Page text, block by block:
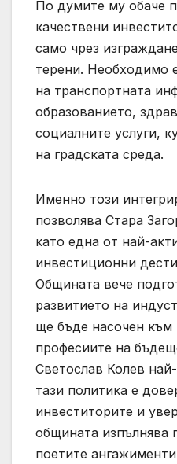
По думите му обаче
качествени
само чрез
терени. Необходимо
на транспортната
образованието,
социалните услуги,
на градската среда.
Именно този
позволява Стара
като една от най-
инвестиционни
Общината вече
развитието на
ще бъде насочен към
професиите на
Светослав Колев
тази политика е
инвеститорите и
общината изпълнява
поетите